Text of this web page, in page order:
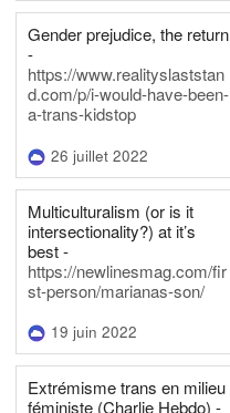
Gender prejudice, the return
-
https://www.realityslaststan
d.com/p/i-would-have-been-
a-trans-kidstop
26 juillet 2022
Multiculturalism (or is it
intersectionality?) at it’s
best -
https://newlinesmag.com/fir
st-person/marianas-son/
19 juin 2022
Extrémisme trans en milieu
féministe (Charlie Hebdo) -